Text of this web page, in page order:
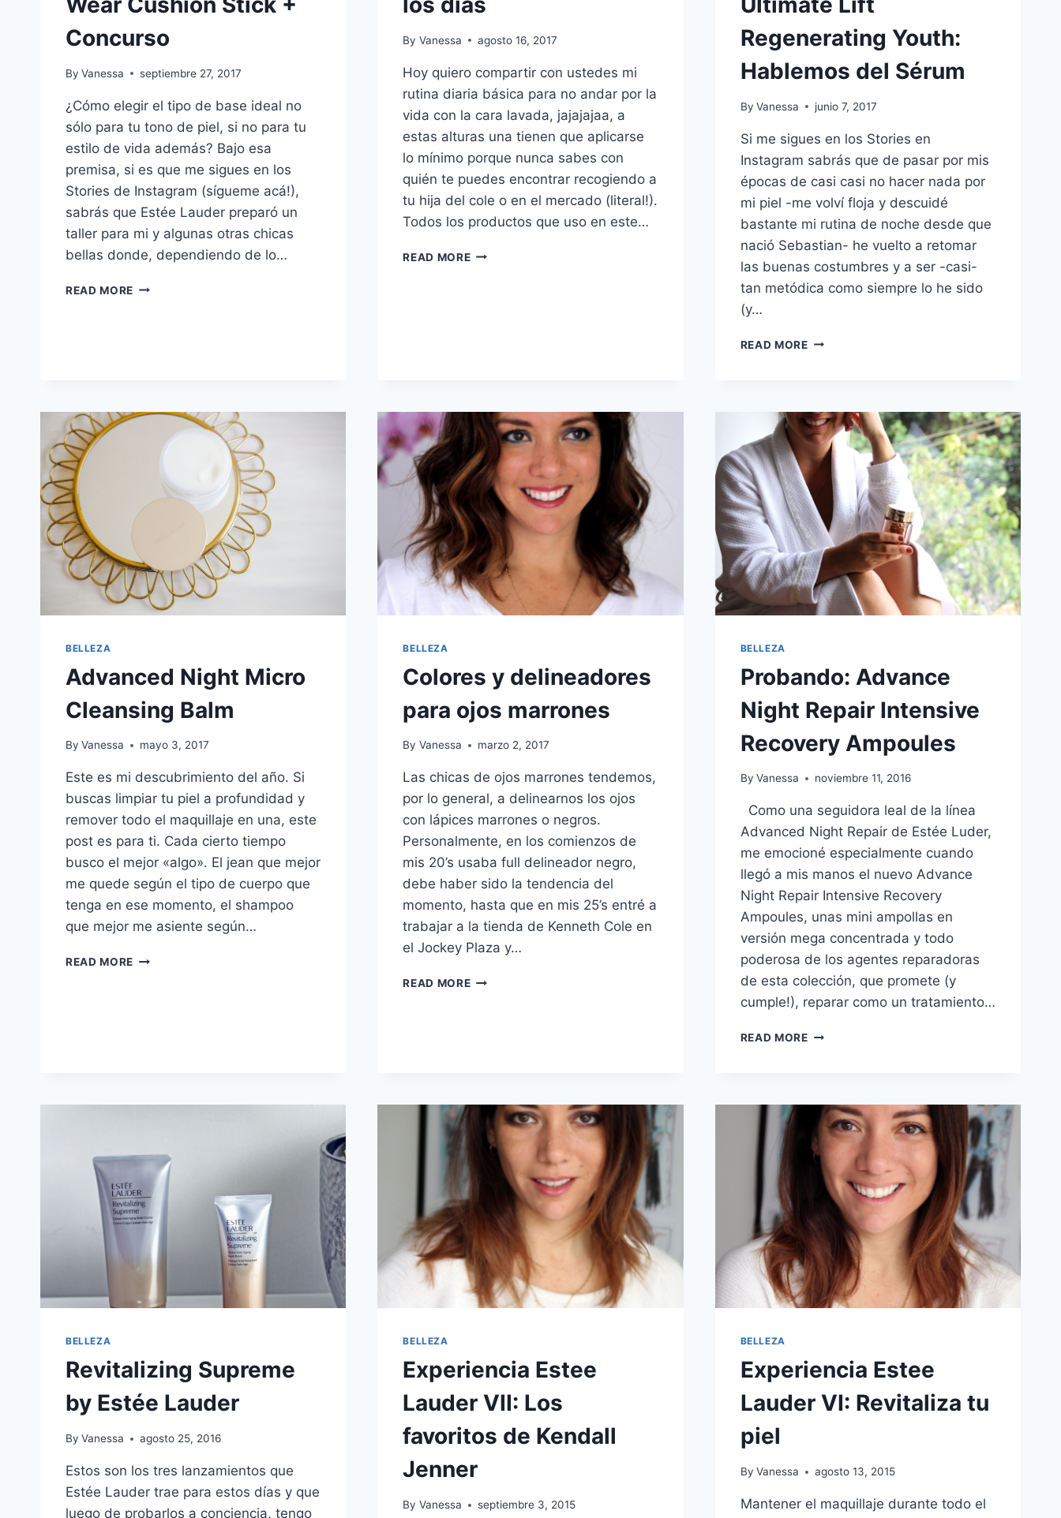
Concurso
By Vanessa septiembre 27, 2017
¿Cómo elegir el tipo de base ideal no
sólo para tu tono de piel, si no para tu
estilo de vida además? Bajo esa
premisa, si es que me sigues en los
Stories de Instagram (sígueme acá!),
sabrás que Estée Lauder preparó un
taller para mi y algunas otras chicas
bellas donde, dependiendo de lo…
READ MORE ESTÉE
By Vanessa agosto 16, 2017
Hoy quiero compartir con ustedes mi
rutina diaria básica para no andar por la
vida con la cara lavada, jajajajaa, a
estas alturas una tienen que aplicarse
lo mínimo porque nunca sabes con
quién te puedes encontrar recogiendo a
tu hija del cole o en el mercado (literal!).
Todos los productos que uso en este…
READ MOREMI
Regenerating Youth:
Hablemos del Sérum
By Vanessa junio 7, 2017
Si me sigues en los Stories en
Instagram sabrás que de pasar por mis
épocas de casi casi no hacer nada por
mi piel -me volví floja y descuidé
bastante mi rutina de noche desde que
nació Sebastian- he vuelto a retomar
las buenas costumbres y a ser -casi-
tan metódica como siempre lo he sido
(y…
READ MOREESTÉE
LIFT
REGENERATING
YOUTH:
HABLEMOS
DEL
SÉRUM
BELLEZA
Advanced Night Micro
Cleansing Balm
By Vanessa mayo 3, 2017
Este es mi descubrimiento del año. Si
buscas limpiar tu piel a profundidad y
remover todo el maquillaje en una, este
post es para ti. Cada cierto tiempo
busco el mejor «algo». El jean que mejor
me quede según el tipo de cuerpo que
tenga en ese momento, el shampoo
que mejor me asiente según…
READ MORE ADVANCED
BELLEZA
Colores y delineadores
para ojos marrones
By Vanessa marzo 2, 2017
Las chicas de ojos marrones tendemos,
por lo general, a delinearnos los ojos
con lápices marrones o negros.
Personalmente, en los comienzos de
mis 20’s usaba full delineador negro,
debe haber sido la tendencia del
momento, hasta que en mis 25’s entré a
trabajar a la tienda de Kenneth Cole en
el Jockey Plaza y…
READ MORECOLORES
BELLEZA
Probando: Advance
Night Repair Intensive
Recovery Ampoules
By Vanessa noviembre 11, 2016
Como una seguidora leal de la línea
Advanced Night Repair de Estée Luder,
me emocioné especialmente cuando
llegó a mis manos el nuevo Advance
Night Repair Intensive Recovery
Ampoules, unas mini ampollas en
versión mega concentrada y todo
poderosa de los agentes reparadoras
de esta colección, que promete (y
cumple!), reparar como un tratamiento…
READ MOREPROBANDO:
RECOVERY
AMPOULES
BELLEZA
Revitalizing Supreme
by Estée Lauder
By Vanessa agosto 25, 2016
Estos son los tres lanzamientos que
Estée Lauder trae para estos días y que
luego de probarlos a conciencia, tengo
BELLEZA
Experiencia Estee
Lauder VII: Los
favoritos de Kendall
Jenner
By Vanessa septiembre 3, 2015
BELLEZA
Experiencia Estee
Lauder VI: Revitaliza tu
piel
By Vanessa agosto 13, 2015
Mantener el maquillaje durante todo el